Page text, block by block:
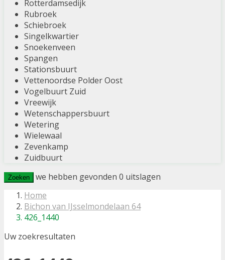
Rotterdamsedijk
Rubroek
Schiebroek
Singelkwartier
Snoekenveen
Spangen
Stationsbuurt
Vettenoordse Polder Oost
Vogelbuurt Zuid
Vreewijk
Wetenschappersbuurt
Wetering
Wielewaal
Zevenkamp
Zuidbuurt
Zoeken we hebben gevonden 0 uitslagen
Home
Bichon van IJsselmondelaan 64
426_1440
Uw zoekresultaten